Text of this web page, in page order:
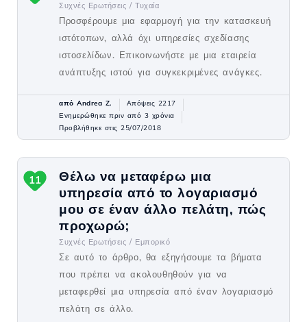
Συχνές Ερωτήσεις / Τυχαία
Προσφέρουμε μια εφαρμογή για την κατασκευή
ιστότοπων, αλλά όχι υπηρεσίες σχεδίασης
ιστοσελίδων. Επικοινωνήστε με μια εταιρεία
ανάπτυξης ιστού για συγκεκριμένες ανάγκες.
από Andrea Z.
Απόψεις 2217
Ενημερώθηκε πριν από 3 χρόνια
Προβλήθηκε στις 25/07/2018
Θέλω να μεταφέρω μια
υπηρεσία από το λογαριασμό
μου σε έναν άλλο πελάτη, πώς
προχωρώ;
Συχνές Ερωτήσεις / Εμπορικό
Σε αυτό το άρθρο, θα εξηγήσουμε τα βήματα
που πρέπει να ακολουθηθούν για να
μεταφερθεί μια υπηρεσία από έναν λογαριασμό
πελάτη σε άλλο.
11